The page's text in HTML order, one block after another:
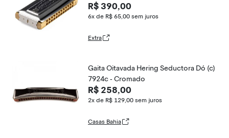
R$ 390,00
6x de R$ 65,00 sem juros
Extra
Gaita Oitavada Hering Seductora Dó (c)
7924c - Cromado
R$ 258,00
2x de R$ 129,00 sem juros
Casas Bahia